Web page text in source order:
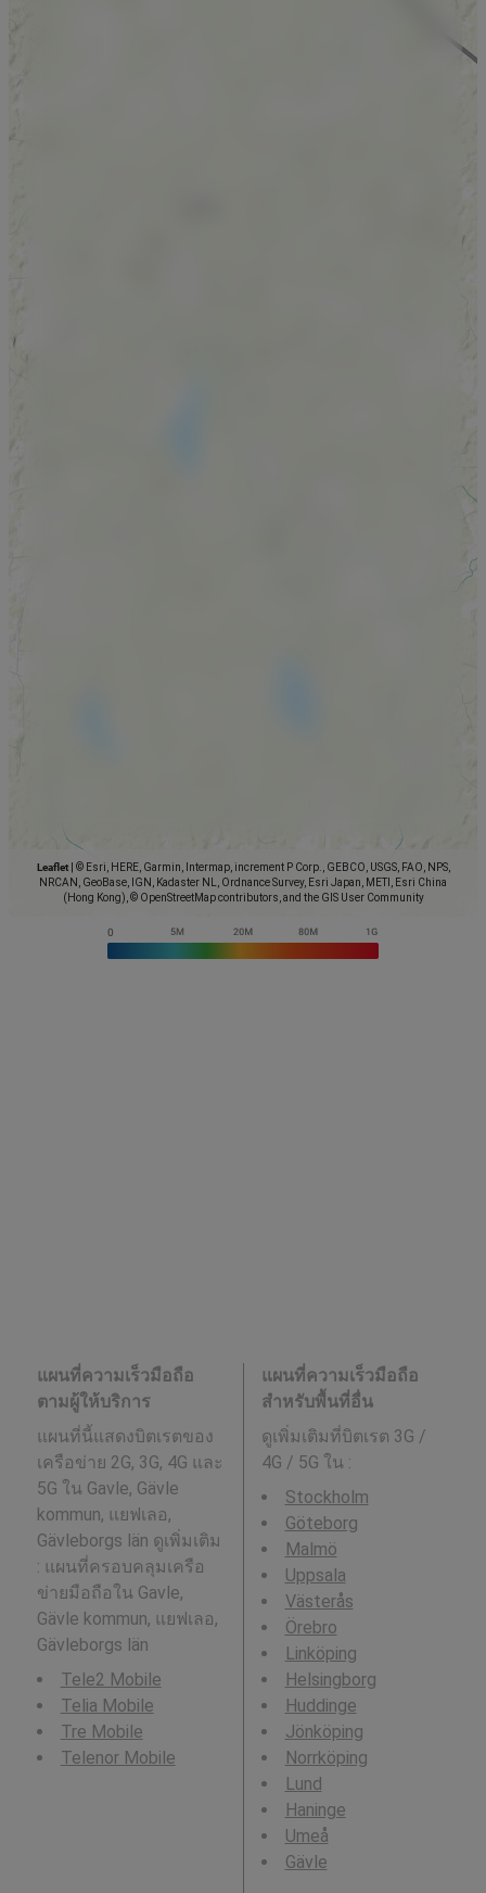
Leaflet
© Esri, HERE, Garmin, Intermap, increment P Corp., GEBCO, USGS, FAO, NPS,
NRCAN, GeoBase, IGN, Kadaster NL, Ordnance Survey, Esri Japan, METI, Esri China
(Hong Kong), © OpenStreetMap contributors, and the GIS User Community
แผนที่ความเร็วมือถือ
ตามผู้ให้บริการ
แผนที่นี้แสดงบิตเรตของ
เครือข่าย 2G, 3G, 4G และ
5G ใน Gavle, Gävle
kommun, แยฟเลอ,
Gävleborgs län ดูเพิ่มเติม
: แผนที่ครอบคลุมเครือ
ข่ายมือถือใน Gavle,
Gävle kommun, แยฟเลอ,
Gävleborgs län
Tele2 Mobile
Telia Mobile
Tre Mobile
Telenor Mobile
แผนที่ความเร็วมือถือ
สำหรับพื้นที่อื่น
ดูเพิ่มเติมที่บิตเรต 3G /
4G / 5G ใน :
Stockholm
Göteborg
Malmö
Uppsala
Västerås
Örebro
Linköping
Helsingborg
Huddinge
Jönköping
Norrköping
Lund
Haninge
Umeå
Gävle